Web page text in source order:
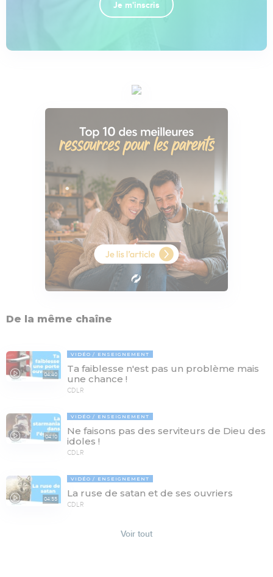
Je m'inscris
De la même chaîne
04:40
VIDÉO ENSEIGNEMENT
Ta faiblesse n'est pas un problème mais
une chance !
CDLR
04:10
VIDÉO ENSEIGNEMENT
Ne faisons pas des serviteurs de Dieu des
idoles !
CDLR
04:55
VIDÉO ENSEIGNEMENT
La ruse de satan et de ses ouvriers
CDLR
Voir tout